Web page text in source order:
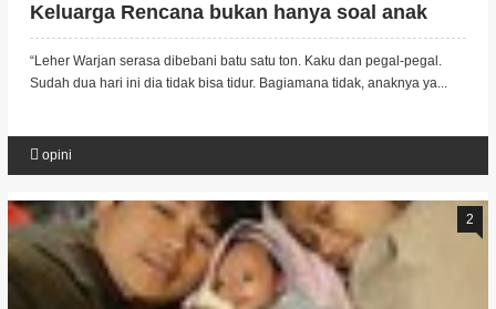
Keluarga Rencana bukan hanya soal anak
tapi juga
“Leher Warjan serasa dibebani batu satu ton. Kaku dan pegal-pegal.
Sudah dua hari ini dia tidak bisa tidur. Bagiamana tidak, anaknya ya...
opini
2